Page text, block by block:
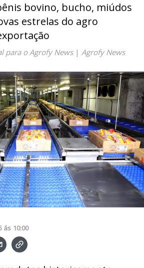
bovino, bucho, miúdos
estrelas do agro
para o Agrofy News| Agrofy News
ás 10:00